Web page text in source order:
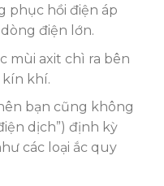
phục hồi điện áp
điện lớn.
mùi axit chì ra bên
kín khí.
bạn cũng không
dịch”) định kỳ
các loại ắc quy